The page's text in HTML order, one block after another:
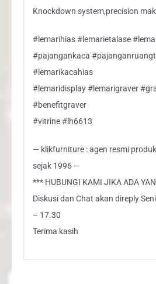
Knockdown system,precision
#lemarihias #lemarietalase
#pajangankaca
#lemarikacahias
#lemaridisplay #lemarigraver
#benefitgraver
#vitrine #lh6613
— klikfurniture : agen resmi
sejak 1996 —
*** HUBUNGI KAMI JIKA ADA
Diskusi dan Chat akan direply
– 17.30
Terima kasih